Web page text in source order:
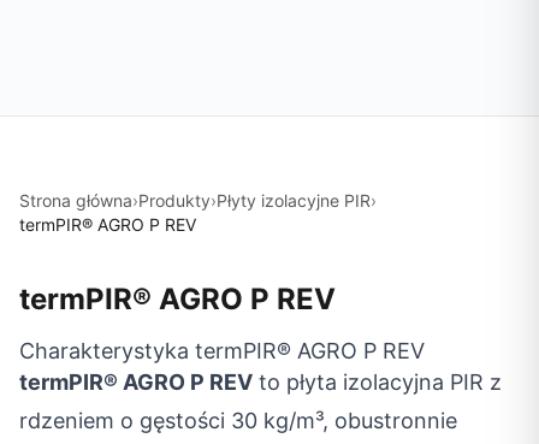
Strona główna›Produkty›Płyty izolacyjne PIR›
termPIR® AGRO P REV
termPIR® AGRO P REV
Charakterystyka termPIR® AGRO P REV
termPIR® AGRO P REV to płyta izolacyjna PIR z
rdzeniem o gęstości 30 kg/m³, obustronnie